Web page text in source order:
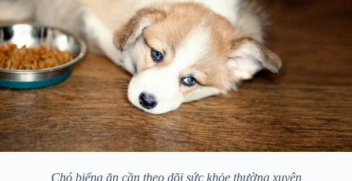
Chó biếng ăn cần theo dõi sức khỏe thường xuyên